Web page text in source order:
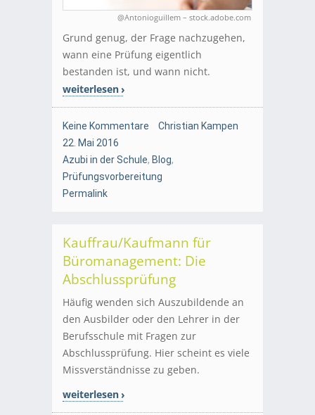
@Antonioguillem – stock.adobe.com
Grund genug, der Frage nachzugehen,
wann eine Prüfung eigentlich
bestanden ist, und wann nicht.
weiterlesen
Keine Kommentare
Christian Kampen
22. Mai 2016
Azubi in der Schule, Blog,
Prüfungsvorbereitung
Permalink
Kauffrau/Kaufmann für
Büromanagement: Die
Abschlussprüfung
Häufig wenden sich Auszubildende an
den Ausbilder oder den Lehrer in der
Berufsschule mit Fragen zur
Abschlussprüfung. Hier scheint es viele
Missverständnisse zu geben.
weiterlesen